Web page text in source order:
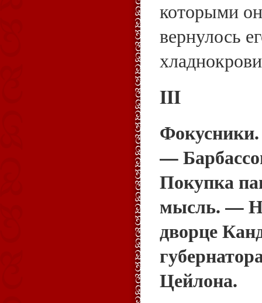
которыми
вернулось
III
—
Покупка
мысль. —
дворце
Цейлона.